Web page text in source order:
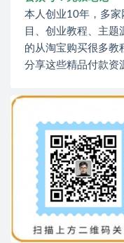
本人创业10年，多家
目、创业教程、主
的从淘宝购买很多教
分享这些精品付款资